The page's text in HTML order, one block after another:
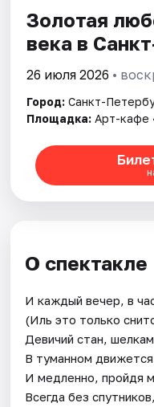
Города
Площадки
Рейтинги
Золотая
века в
26 июля 2026 •
Город: Санкт-
Площадка: Арт-кафе
О спектакле
И каждый вечер, в
(Иль это только
Девичий стан,
В туманном
И медленно, пройдя
Всегда без